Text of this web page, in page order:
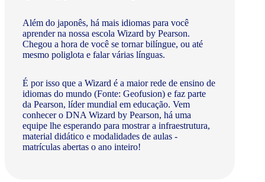
Além do japonês, há mais idiomas para você
aprender na nossa escola Wizard by Pearson.
Chegou a hora de você se tornar bilíngue, ou até
mesmo poliglota e falar várias línguas.
É por isso que a Wizard é a maior rede de ensino de
idiomas do mundo (Fonte: Geofusion) e faz parte
da Pearson, líder mundial em educação. Vem
conhecer o DNA Wizard by Pearson, há uma
equipe lhe esperando para mostrar a infraestrutura,
material didático e modalidades de aulas -
matrículas abertas o ano inteiro!